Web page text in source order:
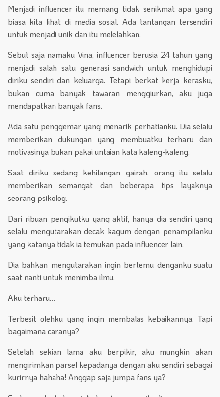
Menjadi influencer itu memang tidak senikmat apa yang
biasa kita lihat di media sosial. Ada tantangan tersendiri
untuk menjadi unik dan itu melelahkan.
Sebut saja namaku Vina, influencer berusia 24 tahun yang
menjadi salah satu generasi sandwich untuk menghidupi
diriku sendiri dan keluarga. Tetapi berkat kerja kerasku,
bukan cuma banyak tawaran menggiurkan, aku juga
mendapatkan banyak fans.
Ada satu penggemar yang menarik perhatianku. Dia selalu
memberikan dukungan yang membuatku terharu dan
motivasinya bukan pakai untaian kata kaleng-kaleng.
Saat diriku sedang kehilangan gairah, orang itu selalu
memberikan semangat dan beberapa tips layaknya
seorang psikolog.
Dari ribuan pengikutku yang aktif, hanya dia sendiri yang
selalu mengutarakan decak kagum dengan penampilanku
yang katanya tidak ia temukan pada influencer lain.
Dia bahkan mengutarakan ingin bertemu denganku suatu
saat nanti untuk menimba ilmu.
Aku terharu…
Terbesit olehku yang ingin membalas kebaikannya. Tapi
bagaimana caranya?
Setelah sekian lama aku berpikir, aku mungkin akan
mengirimkan parsel kepadanya dengan aku sendiri sebagai
kurirnya hahaha! Anggap saja jumpa fans ya?